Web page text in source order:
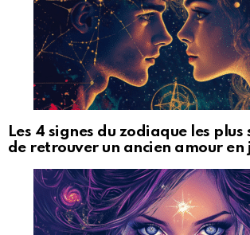
Les 4 signes du zodiaque les plus
de retrouver un ancien amour en